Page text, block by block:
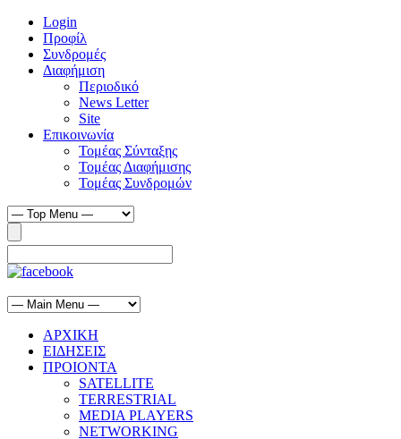
Login
Προφίλ
Συνδρομές
Διαφήμιση
Περιοδικό
News Letter
Site
Επικοινωνία
Τομέας Σύνταξης
Τομέας Διαφήμισης
Τομέας Συνδρομών
ΑΡΧΙΚΗ
ΕΙΔΗΣΕΙΣ
ΠΡΟΙΟΝΤΑ
SATELLITE
TERRESTRIAL
MEDIA PLAYERS
NETWORKING